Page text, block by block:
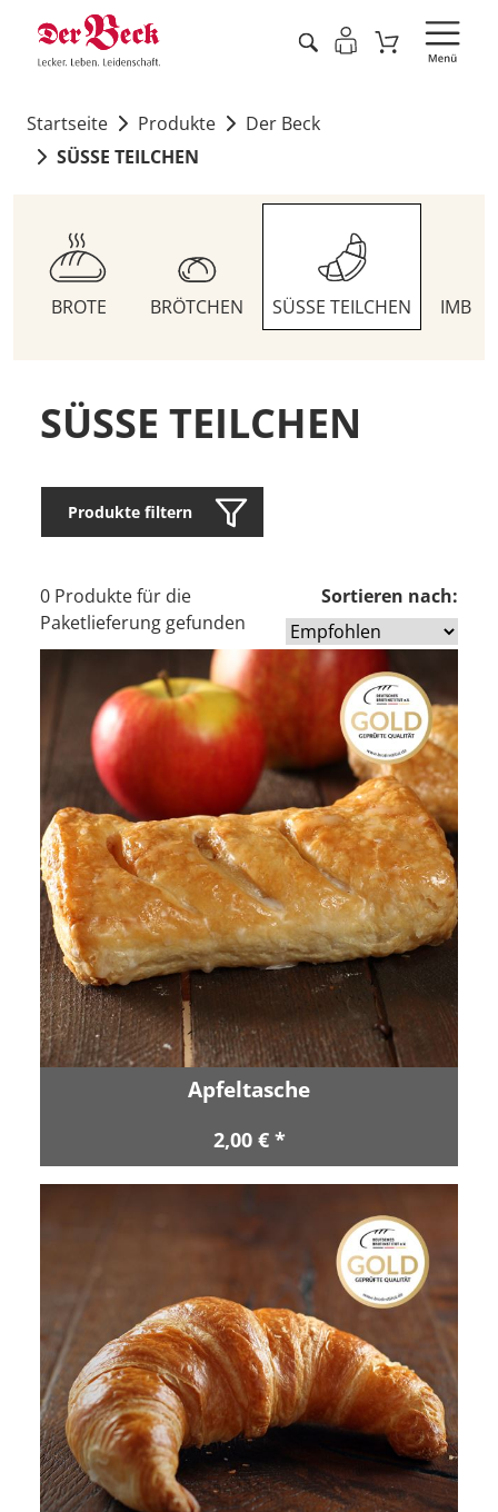
Startseite Produkte
Der Beck
SÜSSE TEILCHEN
BROTE BRÖTCHEN SÜSSE TEILCHEN
SÜSSE TEILCHEN
Produkte filtern
0 Produkte für die
Paketlieferung gefunden
Sortieren nach:
Apfeltasche
2,00 € *